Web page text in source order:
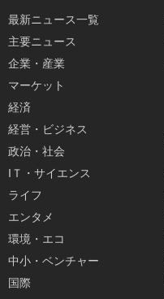
最新ニュース一覧
主要ニュース
企業・産業
マーケット
経済
経営・ビジネス
政治・社会
IＴ・サイエンス
ライフ
エンタメ
環境・エコ
中小・ベンチャー
国際